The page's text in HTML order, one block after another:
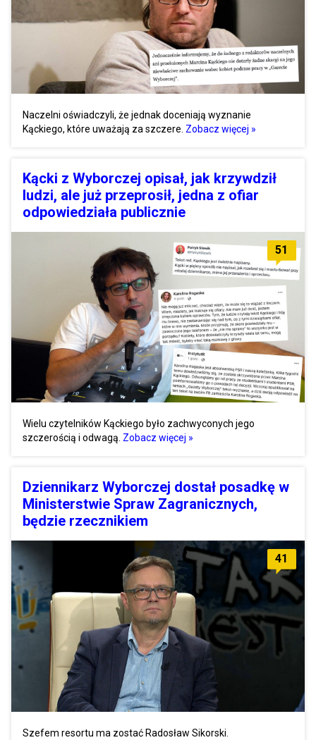
Naczelni oświadczyli, że jednak doceniają wyznanie
Kąckiego, które uważają za szczere. Zobacz więcej »
Kącki z Wyborczej opisał, jak krzywdził
ludzi, ale już przeprosił, jedna z ofiar
odpowiedziała publicznie
51
Wielu czytelników Kąckiego było zachwyconych jego
szczerością i odwagą. Zobacz więcej »
Dziennikarz Wyborczej dostał posadkę w
Ministerstwie Spraw Zagranicznych,
będzie rzecznikiem
41
Szefem resortu ma zostać Radosław Sikorski.